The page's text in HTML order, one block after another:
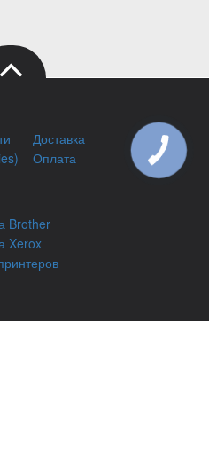
Доставка
Оплата
Brother
Xerox
КНОПКА
ЗВ'ЯЗКУ